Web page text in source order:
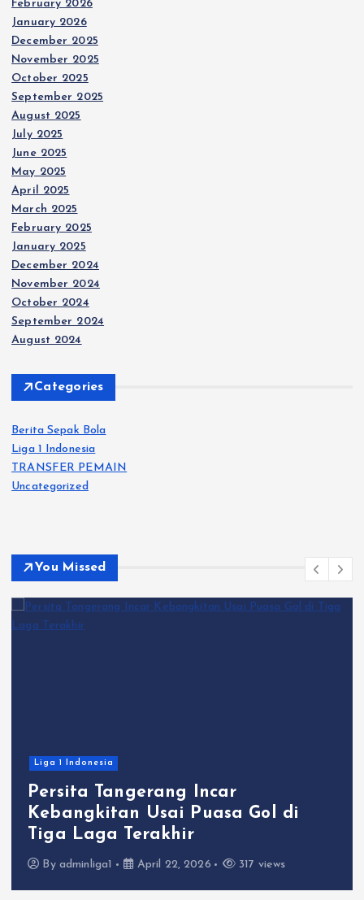
February 2026
January 2026
December 2025
November 2025
October 2025
September 2025
August 2025
July 2025
June 2025
May 2025
April 2025
March 2025
February 2025
January 2025
December 2024
November 2024
October 2024
September 2024
August 2024
Categories
Berita Sepak Bola
Liga 1 Indonesia
TRANSFER PEMAIN
Uncategorized
You Missed
Liga 1 Indonesia
Persita Tangerang Incar
Kebangkitan Usai Puasa Gol di
Tiga Laga Terakhir
By adminliga1 April 22, 2026 317 views